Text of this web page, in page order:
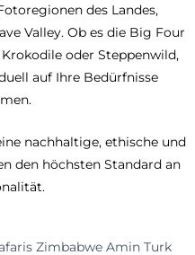
des Landes,
Valley. Ob es die Big Four
oder Steppenwild,
auf Ihre Bedürfnisse
nachhaltige, ethische und
den höchsten Standard an